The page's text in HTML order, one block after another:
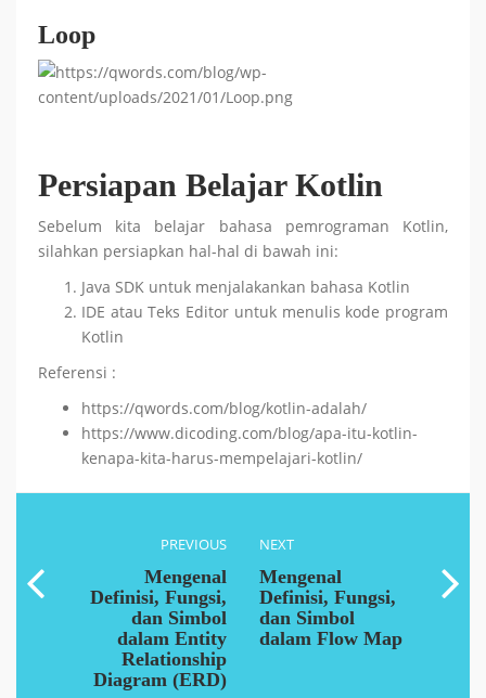
Loop
Persiapan Belajar Kotlin
Sebelum kita belajar bahasa pemrograman Kotlin,
silahkan persiapkan hal-hal di bawah ini:
Java SDK untuk menjalakankan bahasa Kotlin
IDE atau Teks Editor untuk menulis kode program
Kotlin
Referensi :
https://qwords.com/blog/kotlin-adalah/
https://www.dicoding.com/blog/apa-itu-kotlin-
kenapa-kita-harus-mempelajari-kotlin/
PREVIOUS
Mengenal
Definisi, Fungsi,
dan Simbol
dalam Entity
Relationship
Diagram (ERD)
NEXT
Mengenal
Definisi, Fungsi,
dan Simbol
dalam Flow Map